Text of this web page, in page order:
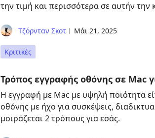
την τιμή και περισσότερα σε αυτήν την
Τζόρνταν Σκοτ Μάι 21, 2025
Κριτικές
Τρόπος εγγραφής οθόνης σε Mac
Η εγγραφή με Mac με υψηλή ποιότητα
οθόνης με ήχο για συσκέψεις,
μοιράζεται 2 τρόπους για εσάς.